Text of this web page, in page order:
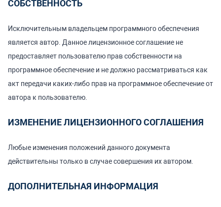
СОБСТВЕННОСТЬ
Исключительным владельцем программного обеспечения
является автор. Данное лицензионное соглашение не
предоставляет пользователю прав собственности на
программное обеспечение и не должно рассматриваться как
акт передачи каких-либо прав на программное обеспечение от
автора к пользователю.
ИЗМЕНЕНИЕ ЛИЦЕНЗИОННОГО СОГЛАШЕНИЯ
Любые изменения положений данного документа
действительны только в случае совершения их автором.
ДОПОЛНИТЕЛЬНАЯ ИНФОРМАЦИЯ